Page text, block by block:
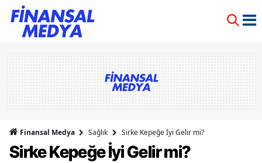
Finansal Medya Sağlık Sirke Kepeğe İyi Gelir mi?
Sirke Kepeğe İyi Gelir mi?